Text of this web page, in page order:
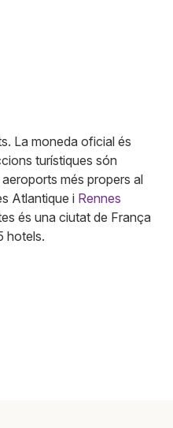
La moneda oficial és
turístiques són
aeroports més propers al
Atlantique i Rennes
és una ciutat de França
hotels.